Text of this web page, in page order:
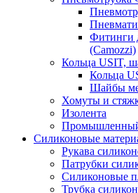
Фитинги
(Camozzi)
Кольца USIT,
Кольца
Шайбы
Хомуты и
Изолента
Промышленный
Силиконовые
Рукава
Патрубки
Силиконовые
Трубка